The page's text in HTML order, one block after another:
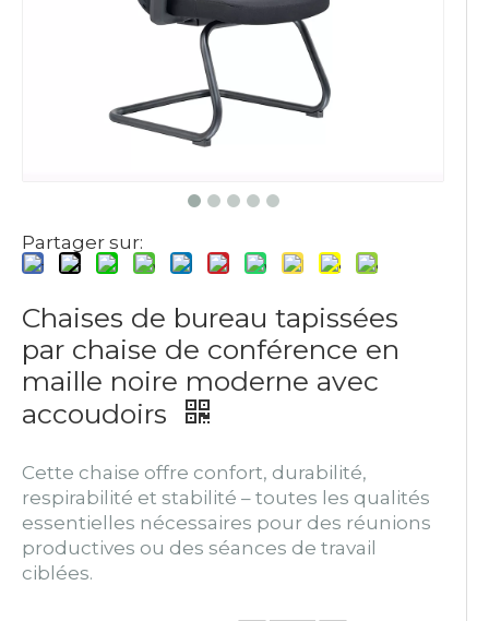
Partager sur:
Chaises de bureau tapissées
par chaise de conférence en
maille noire moderne avec
accoudoirs
Cette chaise offre confort, durabilité,
respirabilité et stabilité – toutes les qualités
essentielles nécessaires pour des réunions
productives ou des séances de travail
ciblées.